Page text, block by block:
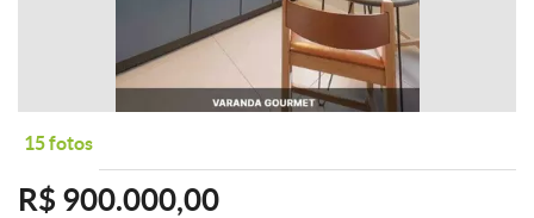
15 fotos
R$ 900.000,00